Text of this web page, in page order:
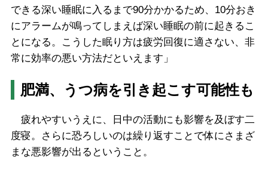
できる深い睡眠に入るまで90分かかるため、10分おき
にアラームが鳴ってしまえば深い睡眠の前に起きるこ
とになる。こうした眠り方は疲労回復に適さない、非
常に効率の悪い方法だといえます」
肥満、うつ病を引き起こす可能性も
疲れやすいうえに、日中の活動にも影響を及ぼす二
度寝。さらに恐ろしいのは繰り返すことで体にさまざ
まな悪影響が出るということ。